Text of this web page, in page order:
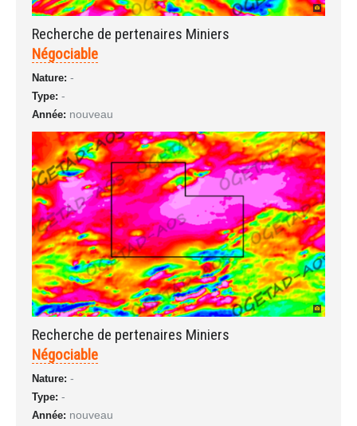
Recherche de pertenaires Miniers
Négociable
Nature: -
Type: -
Année: nouveau
Recherche de pertenaires Miniers
Négociable
Nature: -
Type: -
Année: nouveau